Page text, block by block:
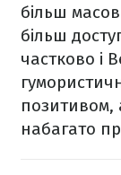
більш
більш
частково і
позитивом,
набагато